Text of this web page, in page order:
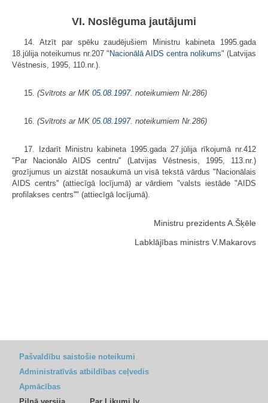
VI. Noslēguma jautājumi
14. Atzīt par spēku zaudējušiem Ministru kabineta 1995.gada
18.jūlija noteikumus nr.207 " Nacionālā AIDS centra nolikums" (Latvijas
Vēstnesis, 1995, 110.nr.).
15. (Svītrots ar MK 05.08.1997. noteikumiem Nr.286)
16. (Svītrots ar MK 05.08.1997. noteikumiem Nr.286)
17. Izdarīt Ministru kabineta 1995.gada 27.jūlija rīkojumā nr.412
"Par Nacionālo AIDS centru'' (Latvijas Vēstnesis, 1995, 113.nr.)
grozījumus un aizstāt nosaukumā un visā tekstā vārdus "Nacionālais
AIDS centrs'' (attiecīgā locījumā) ar vārdiem "valsts iestāde "AIDS
profilakses centrs''" (attiecīgā locījumā).
Ministru prezidents A.Šķēle
Labklājības ministrs V.Makarovs
Pašvaldību saistošie noteikumi
Administratīvās atbildības ceļvedis
Apmācības